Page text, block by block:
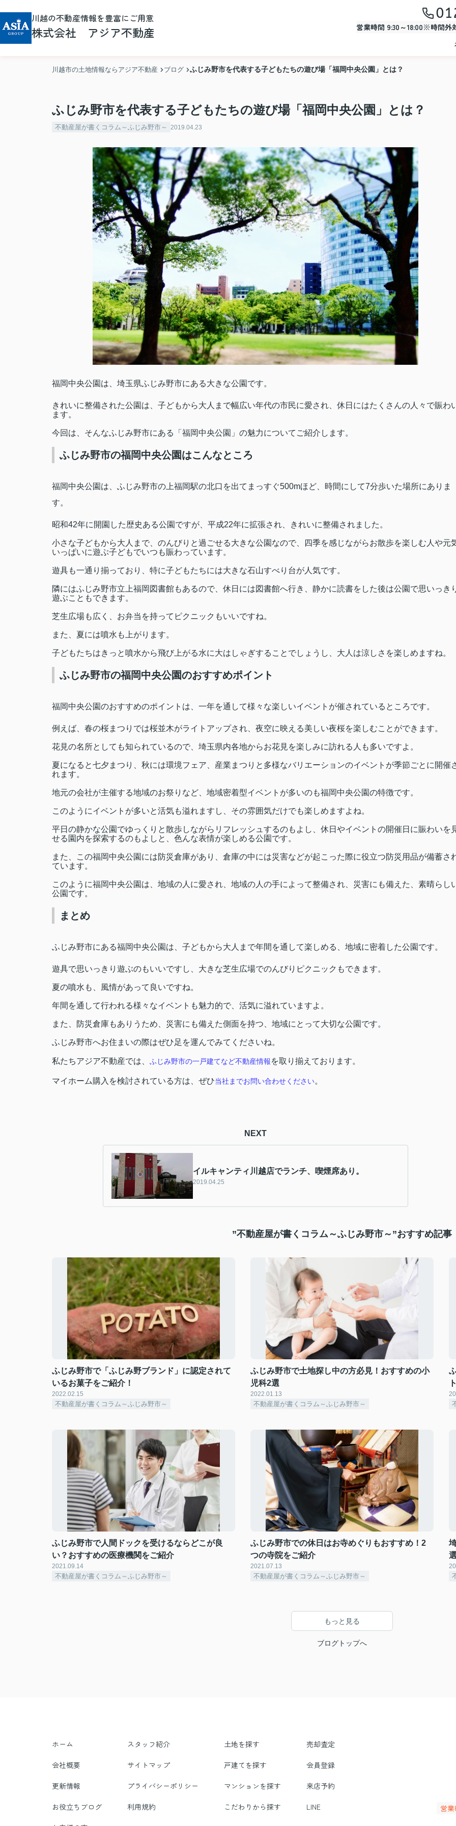
川越の不動産情報を豊富にご用意
株式会社 アジア不動産 営業時間 9:30～18:00※時間外
川越市の土地情報ならアジア不動産 ブログ ふじみ野市を代表する子どもたちの遊び場「福岡中央公園」とは？
ふじみ野市を代表する子どもたちの遊び場「福岡中央公園」とは？
不動産屋が書くコラム～ふじみ野市～ 2019.04.23
福岡中央公園は、埼玉県ふじみ野市にある大きな公園です。
きれいに整備された公園は、子どもから大人まで幅広い年代の市民に愛され、休日にはたくさんの人々で賑わ
ます。
今回は、そんなふじみ野市にある「福岡中央公園」の魅力についてご紹介します。
ふじみ野市の福岡中央公園はこんなところ
福岡中央公園は、ふじみ野市の上福岡駅の北口を出てまっすぐ500mほど、時間にして7分歩いた場所にありま
す。
昭和42年に開園した歴史ある公園ですが、平成22年に拡張され、きれいに整備されました。
小さな子どもから大人まで、のんびりと過ごせる大きな公園なので、四季を感じながらお散歩を楽しむ人や元
いっぱいに遊ぶ子どもでいつも賑わっています。
遊具も一通り揃っており、特に子どもたちには大きな石山すべり台が人気です。
隣にはふじみ野市立上福岡図書館もあるので、休日には図書館へ行き、静かに読書をした後は公園で思いっき
遊ぶこともできます。
芝生広場も広く、お弁当を持ってピクニックもいいですね。
また、夏には噴水も上がります。
子どもたちはきっと噴水から飛び上がる水に大はしゃぎすることでしょうし、大人は涼しさを楽しめますね。
ふじみ野市の福岡中央公園のおすすめポイント
福岡中央公園のおすすめのポイントは、一年を通して様々な楽しいイベントが催されているところです。
例えば、春の桜まつりでは桜並木がライトアップされ、夜空に映える美しい夜桜を楽しむことができます。
花見の名所としても知られているので、埼玉県内各地からお花見を楽しみに訪れる人も多いですよ。
夏になると七夕まつり、秋には環境フェア、産業まつりと多様なバリエーションのイベントが季節ごとに開催
れます。
地元の会社が主催する地域のお祭りなど、地域密着型イベントが多いのも福岡中央公園の特徴です。
このようにイベントが多いと活気も溢れますし、その雰囲気だけでも楽しめますよね。
平日の静かな公園でゆっくりと散歩しながらリフレッシュするのもよし、休日やイベントの開催日に賑わいを
せる園内を探索するのもよしと、色んな表情が楽しめる公園です。
また、この福岡中央公園には防災倉庫があり、倉庫の中には災害などが起こった際に役立つ防災用品が備蓄さ
ています。
このように福岡中央公園は、地域の人に愛され、地域の人の手によって整備され、災害にも備えた、素晴らし
公園です。
まとめ
ふじみ野市にある福岡中央公園は、子どもから大人まで年間を通して楽しめる、地域に密着した公園です。
遊具で思いっきり遊ぶのもいいですし、大きな芝生広場でのんびりピクニックもできます。
夏の噴水も、風情があって良いですね。
年間を通して行われる様々なイベントも魅力的で、活気に溢れていますよ。
また、防災倉庫もありうため、災害にも備えた側面を持つ、地域にとって大切な公園です。
ふじみ野市へお住まいの際はぜひ足を運んでみてくださいね。
私たちアジア不動産では、 ふじみ野市の一戸建てなど不動産情報を取り揃えております。
マイホーム購入を検討されている方は、ぜひ当社までお問い合わせください。
NEXT
イルキャンティ川越店でランチ、喫煙席あり。
2019.04.25
”不動産屋が書くコラム～ふじみ野市～”おすすめ記事
ふじみ野市で「ふじみ野ブランド」に認定されて
いるお菓子をご紹介！
2022.02.15
不動産屋が書くコラム～ふじみ野市～
ふじみ野市で土地探し中の方必見！おすすめの小
児科2選
2022.01.13
不動産屋が書くコラム～ふじみ野市～
ふじみ野市で人間ドックを受けるならどこが良
い？おすすめの医療機関をご紹介
2021.09.14
不動産屋が書くコラム～ふじみ野市～
ふじみ野市での休日はお寺めぐりもおすすめ！2
つの寺院をご紹介
2021.07.13
不動産屋が書くコラム～ふじみ野市～
もっと見る
ブログトップへ
ホーム スタッフ紹介 土地を探す 売却査定
会社概要 サイトマップ 戸建てを探す 会員登録
更新情報 プライバシーポリシー マンションを探す 来店予約
お役立ちブログ 利用規約 こだわりから探す LINE 営